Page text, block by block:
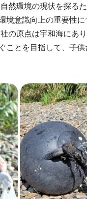
然環境の現状を探る
意識向上の重要性に
の原点は宇和海にあ
ことを目指して、子供